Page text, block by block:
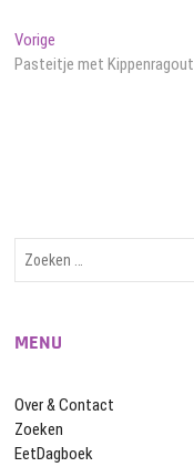
Bericht
navigatie
Vorige
bericht:
Pasteitje met Kippenragout
MENU
Over & Contact
Zoeken
EetDagboek